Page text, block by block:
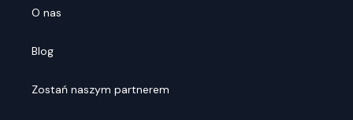
O nas
Blog
Zostań naszym partnerem